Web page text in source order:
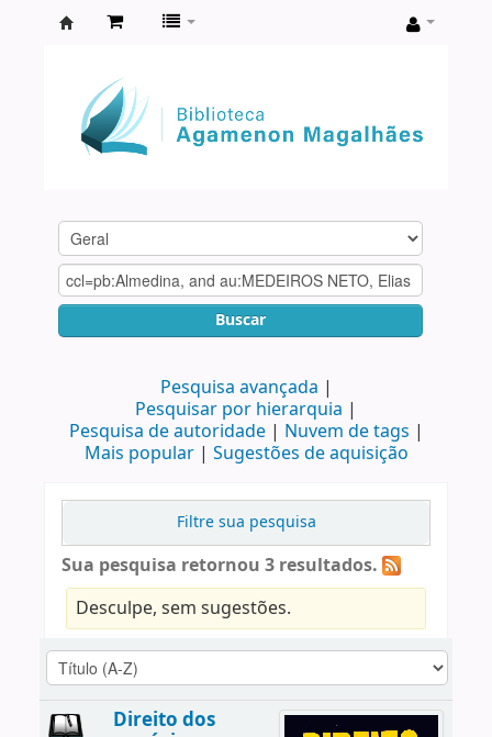
Agamenon
Magalhães
Buscar
Pesquisa avançada
Pesquisar por hierarquia
Pesquisa de autoridade
Nuvem de tags
Mais popular
Sugestões de aquisição
Filtre sua pesquisa
Sua pesquisa retornou 3 resultados.
Desculpe, sem sugestões.
Direito dos